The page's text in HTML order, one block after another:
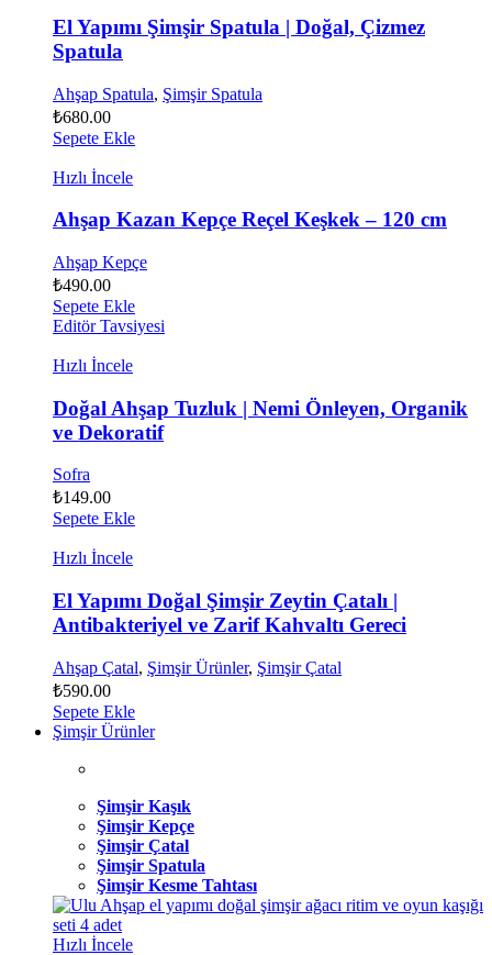
El Yapımı Şimşir Spatula | Doğal, Çizmez
Spatula
Ahşap Spatula, Şimşir Spatula
₺680.00
Sepete Ekle
Hızlı İncele
Ahşap Kazan Kepçe Reçel Keşkek – 120 cm
Ahşap Kepçe
₺490.00
Sepete Ekle
Editör Tavsiyesi
Hızlı İncele
Doğal Ahşap Tuzluk | Nemi Önleyen, Organik
ve Dekoratif
Sofra
₺149.00
Sepete Ekle
Hızlı İncele
El Yapımı Doğal Şimşir Zeytin Çatalı |
Antibakteriyel ve Zarif Kahvaltı Gereci
Ahşap Çatal, Şimşir Ürünler, Şimşir Çatal
₺590.00
Sepete Ekle
Şimşir Ürünler
Şimşir Kaşık
Şimşir Kepçe
Şimşir Çatal
Şimşir Spatula
Şimşir Kesme Tahtası
Hızlı İncele